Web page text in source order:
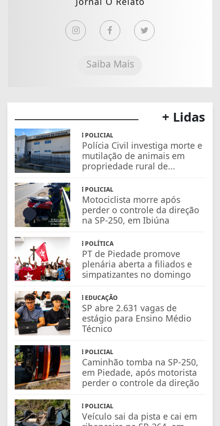
Saiba Mais
+ Lidas
POLICIAL
Polícia Civil investiga morte e
mutilação de animais em
propriedade rural de...
POLICIAL
Motociclista morre após
perder o controle da direção
na SP-250, em Ibiúna
POLÍTICA
PT de Piedade promove
plenária aberta a filiados e
simpatizantes no domingo
EDUCAÇÃO
SP abre 2.631 vagas de
estágio para Ensino Médio
Técnico
POLICIAL
Caminhão tomba na SP-250,
em Piedade, após motorista
perder o controle da direção
POLICIAL
Veículo sai da pista e cai em